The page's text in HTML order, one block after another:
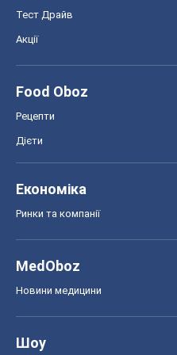
Тест Драйв
Акції
Food Oboz
Рецепти
Дієти
Економіка
Ринки та компанії
MedOboz
Новини медицини
Шоу